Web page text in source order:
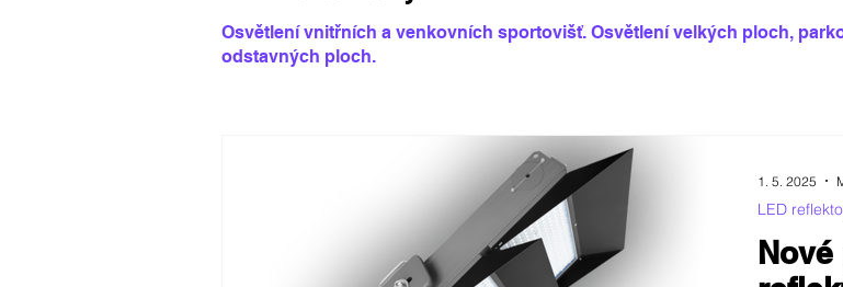
Osvětlení vnitřních a venkovních sportovišť. Osvětlení velkých ploch,
odstavných ploch.
LED
1. 5. 2025